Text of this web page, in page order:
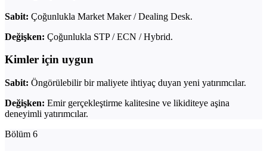
Sabit: Çoğunlukla Market Maker / Dealing Desk.
Değişken: Çoğunlukla STP / ECN / Hybrid.
Kimler için uygun
Sabit: Öngörülebilir bir maliyete ihtiyaç duyan yeni yatırımcılar.
Değişken: Emir gerçekleştirme kalitesine ve likiditeye aşina
deneyimli yatırımcılar.
Bölüm 6